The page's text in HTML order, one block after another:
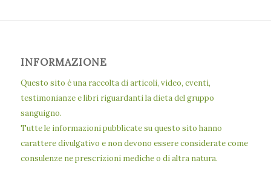
INFORMAZIONE
Questo sito è una raccolta di articoli, video, eventi,
testimonianze e libri riguardanti la dieta del gruppo
sanguigno.
Tutte le informazioni pubblicate su questo sito hanno
carattere divulgativo e non devono essere considerate come
consulenze ne prescrizioni mediche o di altra natura.